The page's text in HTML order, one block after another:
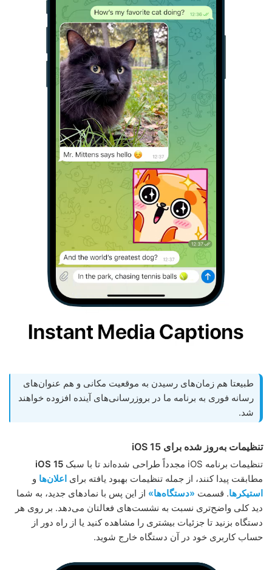
طبیعتا هم زمان‌های رسیدن به موقعیت مکانی و هم عنوان‌های
رسانه فوری به برنامه ما در بروزرسانی‌های آینده افزوده خواهند
شد.
تنظیمات به‌روز شده برای iOS 15
تنظیمات برنامه iOS مجدداً طراحی شده‌اند تا با سبک
iOS 15
مطابقت پیدا کنند، از جمله تنظیمات بهبود یافته برای اعلان‌ها و
استیکرها. قسمت «دستگاه‌ها» از این پس با نمادهای جدید، به شما
دید کلی واضح‌تری‌ نسبت به نشست‌های فعالتان می‌دهد. بر روی هر
دستگاه بزنید تا جزئیات بیشتری را مشاهده کنید یا از راه دور از
حساب کاربری خود در آن دستگاه خارج شوید.